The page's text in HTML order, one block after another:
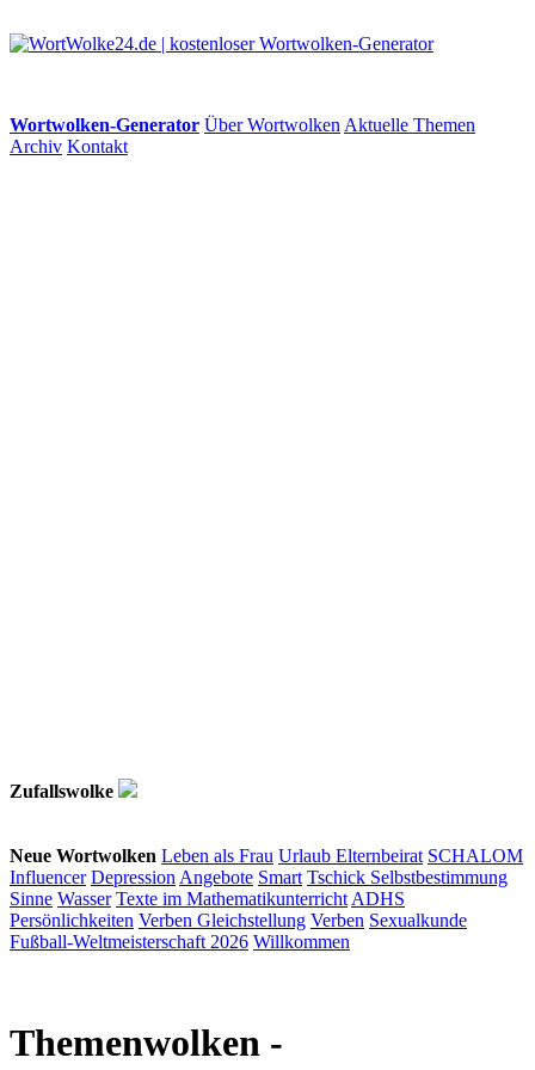
Wortwolken-Generator Über Wortwolken Aktuelle Themen
Archiv Kontakt
Zufallswolke
Neue Wortwolken Leben als Frau Urlaub Elternbeirat SCHALOM
Influencer Depression Angebote Smart Tschick Selbstbestimmung
Sinne Wasser Texte im Mathematikunterricht ADHS
Persönlichkeiten Verben Gleichstellung Verben Sexualkunde
Fußball-Weltmeisterschaft 2026 Willkommen
Themenwolken -